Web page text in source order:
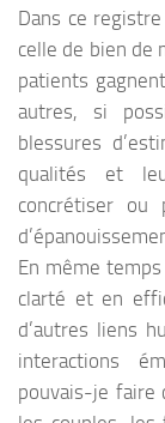
Dans ce
celle de bien de
patients
autres, si
blessures
qualités et
concrétiser ou
En même
clarté et en
d’autres liens
interactions
pouvais-je faire